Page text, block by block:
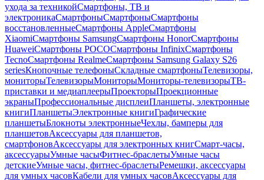
ухода за техникойСмартфоны, ТВ и
электроникаСмартфоныСмартфоныСмартфоны
восстановленныеСмартфоны AppleСмартфоны
XiaomiСмартфоны SamsungСмартфоны HonorСмартфоны
HuaweiСмартфоны POCOСмартфоны InfinixСмартфоны
TecnoСмартфоны RealmeСмартфоны Samsung Galaxy S26
seriesКнопочные телефоныСкладные смартфоныТелевизоры,
мониторыТелевизорыМониторыМониторы-телевизорыТВ-
приставки и медиаплеерыПроекторыПроекционные
экраныПрофессиональные дисплеиПланшеты, электронные
книгиПланшетыЭлектронные книгиГрафические
планшетыБлокноты электронныеЧехлы, бамперы для
планшетовАксессуары для планшетов,
смартфоновАксессуары для электронных книгСмарт-часы,
аксессуарыУмные часыФитнес-браслетыУмные часы
детскиеУмные часы, фитнес-браслетыРемешки, аксессуары
для умных часовКабели для умных часовАксессуары для